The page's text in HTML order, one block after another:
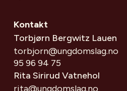
Kontakt
Torbjørn Bergwitz Lauen
torbjorn@ungdomslag.no
95 96 94 75
Rita Sirirud Vatnehol
rita@ungdomslag.no